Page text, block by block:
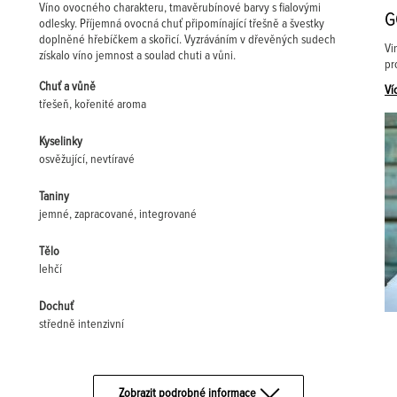
Víno ovocného charakteru, tmavěrubínové barvy s fialovými
odlesky. Příjemná ovocná chuť připomínající třešně a švestky
doplněné hřebíčkem a skořicí. Vyzráváním v dřevěných sudech
získalo víno jemnost a soulad chuti a vůni.
Chuť a vůně
třešeň, kořenité aroma
Kyselinky
osvěžující, nevtíravé
Taniny
jemné, zapracované, integrované
Tělo
lehčí
Dochuť
středně intenzivní
Zobrazit podrobné informace